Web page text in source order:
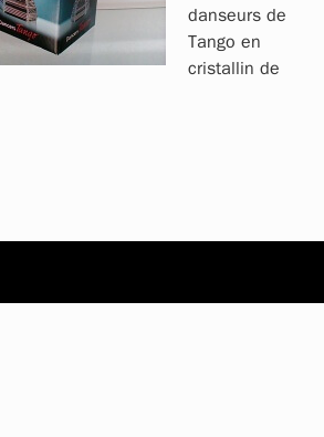
danseurs de
Tango en
cristallin de